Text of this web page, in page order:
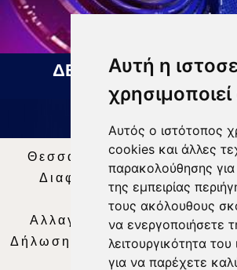
Αυτή η
Αυτός ο ιστότοπος
cookies και άλλες
παρακολούθησης για
της εμπειρίας
τους ακόλουθους
να ενεργοποιήσετε
λειτουργικότητα του
για να παρέχετε
ΔΕΛΤΙΟ ΕΙΔΗΣΕΩΝ 07
Θεσσαλία Τηλεόραση|
Διαφήμιση | Όροι Χρήσης
Απορρήτου |
Αλλαγή Προτιμήσεων για
Δήλωση συμμόρφωσης με τη
2018/334|